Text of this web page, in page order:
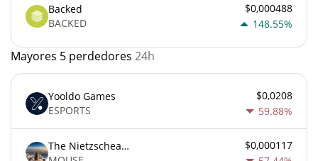
Backed
BACKED
$0,000488
148.55%
Mayores 5 perdedores 24h
Yooldo Games
ESPORTS
$0,0208
59.88%
The Nietzschean Mouse
$0,000117